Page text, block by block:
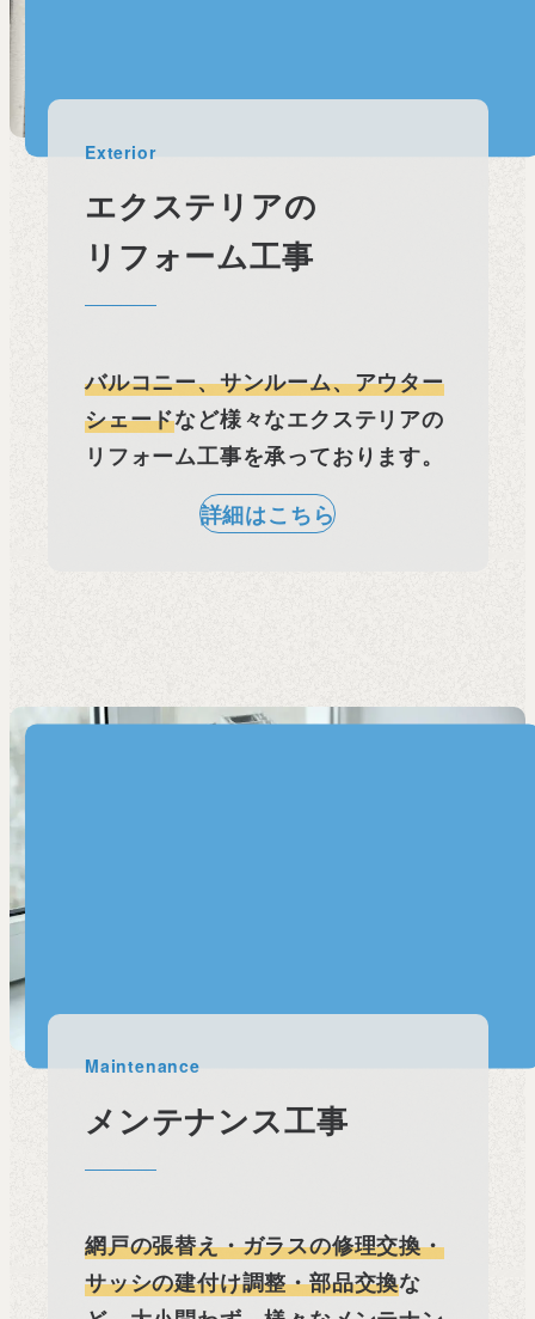
Exterior
エクステリアの
リフォーム工事
バルコニー、サンルーム、アウター
シェードなど様々なエクステリアの
リフォーム工事を承っております。
詳細はこちら
Maintenance
メンテナンス工事
網戸の張替え・ガラスの修理交換・
サッシの建付け調整・部品交換な